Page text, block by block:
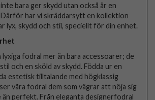
bara ger skydd utan också är en
har vi skräddarsytt en kollektion
lyx, skydd och stil, speciellt för din enhet.
lyxiga fodral mer än bara accessoarer; de
och en sköld av skydd. Födda ur en
estetisk tilltalande med högklassig
våra fodral dem som vägrar att nöja sig
än perfekt. Från eleganta designerfodral